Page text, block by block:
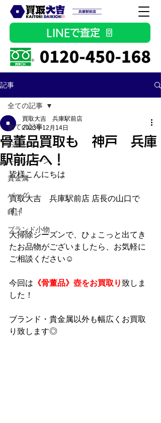
LINEで査定
記事
全ての記事
お知らせ
キャンペーン
貴金属
バッグ
時計
ブランド小物
全ての記事
骨董品買取も 神戸 兵庫
駅前店へ！
買取大吉 兵庫駅前店
2023年12月14日
皆様こんにちは
買取大吉　兵庫駅前店 店長の山口で
す！
大掃除シーズンで、ひょこっと出てき
たお品物がございましたら、お気軽に
ご相談ください☺
今回は 《骨董品》壺をお買取り致しま
した！
ブランド・貴金属以外も幅広くお買取
り致します◎